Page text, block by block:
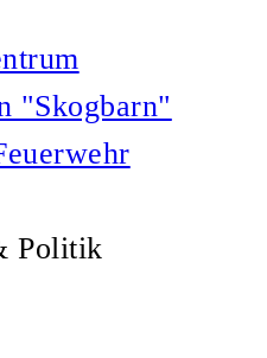
"Skogbarn"
Politik